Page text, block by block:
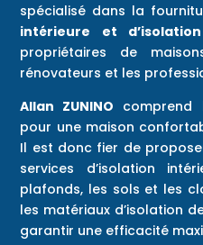
spécialisé dans la
intérieure et
propriétaires de
rénovateurs et les
Allan ZUNINO comprend
pour une maison
Il est donc fier de
services d’isolation
plafonds, les sols et les
les matériaux d’isolation
garantir une efficacité